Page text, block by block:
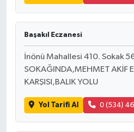
Başakıl Eczanesi
İnönü Mahallesi 410. Sokak
SOKAĞINDA,MEHMET AKİF
KARŞISI,BALIK YOLU
Yol Tarifi Al 0 (534)